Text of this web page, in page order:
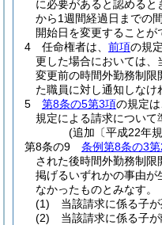
に必要があると認めると
から1週間経過日までの
開始日を変更することが
4
任命権者は、 前項の規
更した場合においては
変更前の時間外勤務制限
た職員に対し通知しなけ
5
第8条の5第3項の規定は
規定による請求について
(追加〔平成22年
第8条の9
条例第8条の3
された後時間外勤務制限
掲げるいずれかの事由
なかったものとみなす。
(1)
当該請求に係る子
(2)
当該請求に係る子